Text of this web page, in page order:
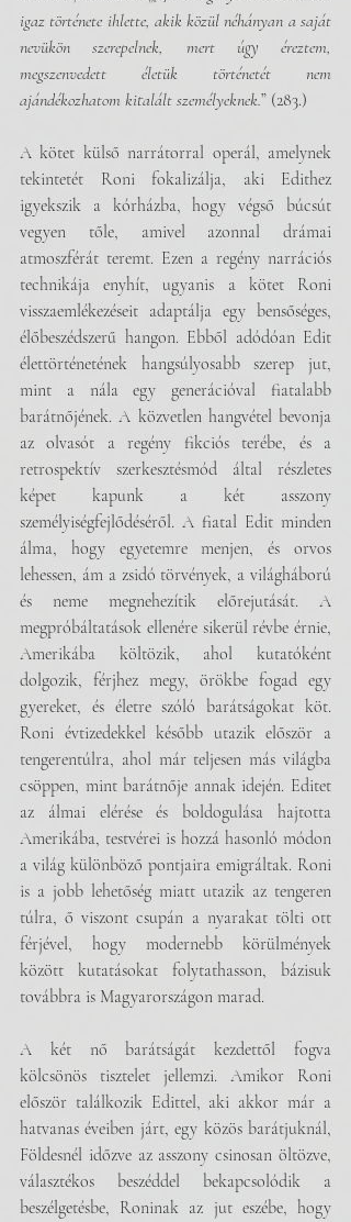
igaz története ihlette, akik közül néhányan a saját
nevükön szerepelnek, mert úgy éreztem,
megszenvedett életük történetét nem
ajándékozhatom kitalált személyeknek.” (283.)
A kötet külső narrátorral operál, amelynek
tekintetét Roni fokalizálja, aki Edithez
igyekszik a kórházba, hogy végső búcsút
vegyen tőle, amivel azonnal drámai
atmoszférát teremt. Ezen a regény narrációs
technikája enyhít, ugyanis a kötet Roni
visszaemlékezéseit adaptálja egy bensőséges,
élőbeszédszerű hangon. Ebből adódóan Edit
élettörténetének hangsúlyosabb szerep jut,
mint a nála egy generációval fiatalabb
barátnőjének. A közvetlen hangvétel bevonja
az olvasót a regény fikciós terébe, és a
retrospektív szerkesztésmód által részletes
képet kapunk a két asszony
személyiségfejlődéséről. A fiatal Edit minden
álma, hogy egyetemre menjen, és orvos
lehessen, ám a zsidó törvények, a világháború
és neme megnehezítik előrejutását. A
megpróbáltatások ellenére sikerül révbe érnie,
Amerikába költözik, ahol kutatóként
dolgozik, férjhez megy, örökbe fogad egy
gyereket, és életre szóló barátságokat köt.
Roni évtizedekkel később utazik először a
tengerentúlra, ahol már teljesen más világba
csöppen, mint barátnője annak idején. Editet
az álmai elérése és boldogulása hajtotta
Amerikába, testvérei is hozzá hasonló módon
a világ különböző pontjaira emigráltak. Roni
is a jobb lehetőség miatt utazik az tengeren
túlra, ő viszont csupán a nyarakat tölti ott
férjével, hogy modernebb körülmények
között kutatásokat folytathasson, bázisuk
továbbra is Magyarországon marad.
A két nő barátságát kezdettől fogva
kölcsönös tisztelet jellemzi. Amikor Roni
először találkozik Edittel, aki akkor már a
hatvanas éveiben járt, egy közös barátjuknál,
Földesnél időzve az asszony csinosan öltözve,
választékos beszéddel bekapcsolódik a
beszélgetésbe, Roninak az jut eszébe, hogy